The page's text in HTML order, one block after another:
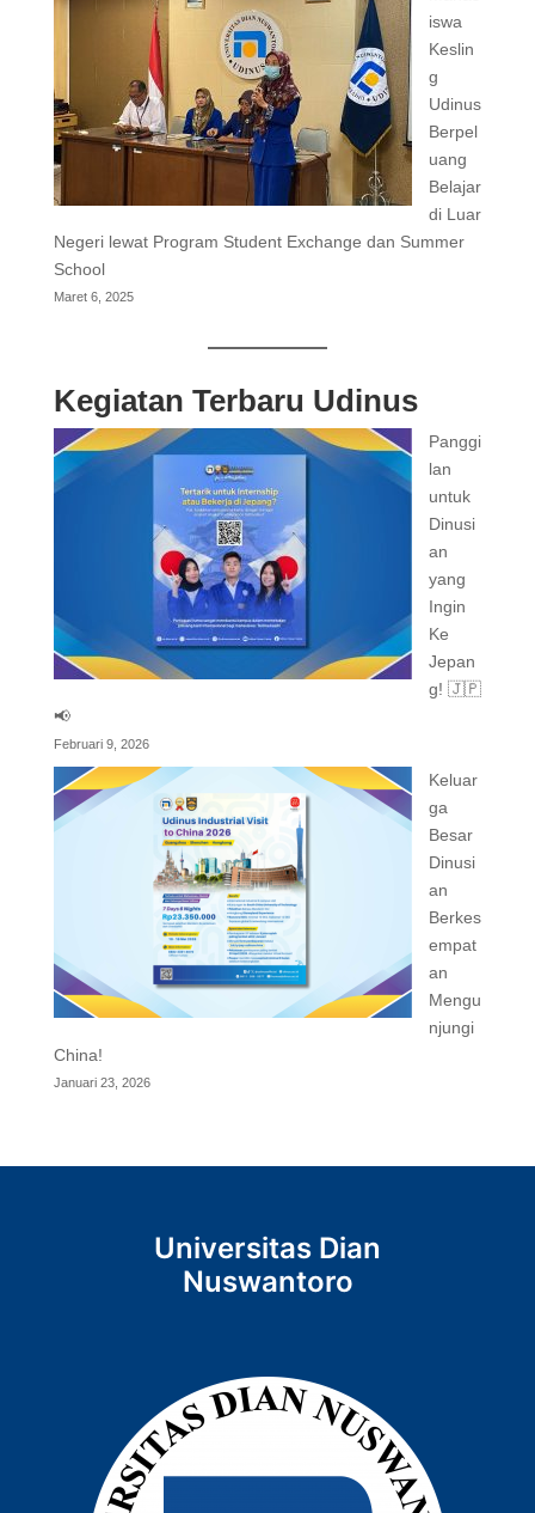
iswa
Keslin
g
Udinus
Berpel
uang
Belajar
di Luar
Negeri lewat Program Student Exchange dan Summer
School
Maret 6, 2025
Kegiatan Terbaru Udinus
Panggi
lan
untuk
Dinusi
an
yang
Ingin
Ke
Jepan
g! 🇯🇵
📢
Februari 9, 2026
Keluar
ga
Besar
Dinusi
an
Berkes
empat
an
Mengu
njungi
China!
Januari 23, 2026
Universitas Dian
Nuswantoro